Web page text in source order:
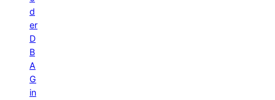
d
er
D
B
A
G
in